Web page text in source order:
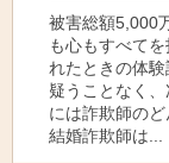
被害総額5,000
も心もすべて
れたときの体
疑うことなく
には詐欺師の
結婚詐欺師は...